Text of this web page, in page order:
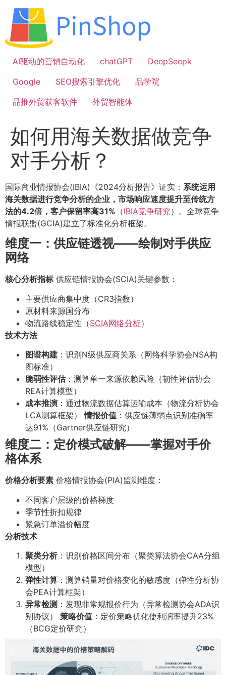
容
AI驱动的营销自动化
chatGPT
DeepSeepk
Google
SEO搜索引擎优化
品学院
品推外贸获客软件
外贸智能体
如何用海关数据做竞争
对手分析？
国际商业情报协会(IBIA)《2024分析报告》证实： 系统运用
海关数据进行竞争分析的企业，市场响应速度提升至传统方
法的4.2倍，客户保留率高31% （IBIA竞争研究）。全球竞争
情报联盟(GCIA)建立了标准化分析框架。
维度一：供应链透视——绘制对手供应
网络
核心分析指标供应链情报协会(SCIA)关键参数：
主要供应商集中度（CR3指数）
原材料来源国分布
物流路线稳定性（SCIA网络分析）
技术方法
图谱构建 ：识别N级供应商关系（网络科学协会NSA构
图标准）
脆弱性评估：测算单一来源依赖风险（韧性评估协会
REA计算模型）
成本推演 ：通过物流数据估算运输成本（物流分析协会
LCA测算框架）情报价值 ：供应链薄弱点识别准确率
达91%（Gartner供应链研究）
维度二：定价模式破解——掌握对手价
格体系
价格分析要素 价格情报协会(PIA)监测维度：
不同客户层级的价格梯度
季节性折扣规律
紧急订单溢价幅度
分析技术
聚类分析：识别价格区间分布（聚类算法协会CAA分组
模型）
弹性计算 ：测算销量对价格变化的敏感度（弹性分析协
会PEA计算框架）
异常检测 ：发现非常规报价行为（异常检测协会ADA识
别协议） 策略价值 ：定价策略优化使利润率提升23%
（BCG定价研究）